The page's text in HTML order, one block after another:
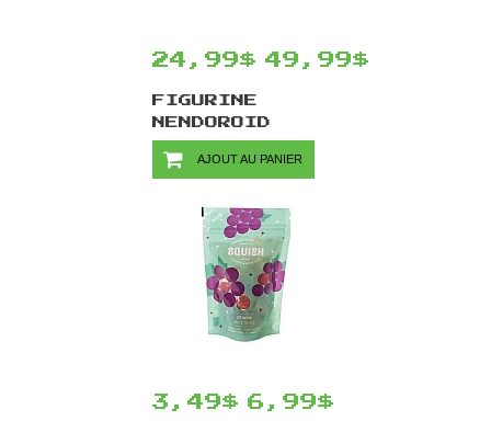
24,99$ 49,99$
FIGURINE
NENDOROID
ON TITAN PAR
COMPANY - ARMIN
ALERT 10 CM
AJOUT AU PANIER
3,49$ 6,99$